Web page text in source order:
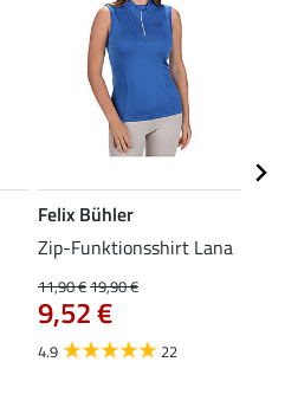
Felix Bühler
Zip-Funktionsshirt Lana
11,90 €19,90 €
9,52 €
4.9 22